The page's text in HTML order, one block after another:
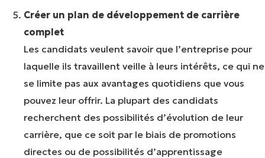
Créer un plan de développement de carrière
complet
Les candidats veulent savoir que l’entreprise pour
laquelle ils travaillent veille à leurs intérêts, ce qui ne
se limite pas aux avantages quotidiens que vous
pouvez leur offrir. La plupart des candidats
recherchent des possibilités d’évolution de leur
carrière, que ce soit par le biais de promotions
directes ou de possibilités d’apprentissage